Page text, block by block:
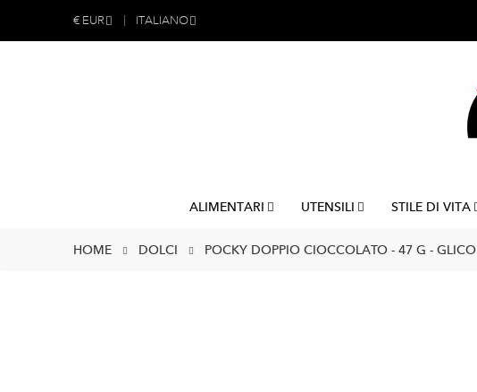
€ EUR ITALIANO
ALIMENTARI UTENSILI STILE DI VITA
HOME DOLCI POCKY DOPPIO CIOCCOLATO - 47 G - GLICO